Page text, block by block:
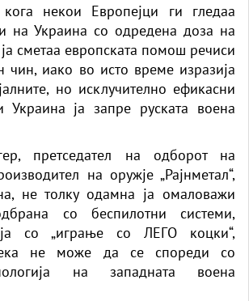
некои Европејци ги гледаа
на Украина со одредена доза на
сметаа европската помош речиси
чин, иако во исто време изразија
но исклучително ефикасни
ја запре руската воена
претседател на одборот на
на оружје „Рајнметал“,
не толку одамна ја омаловажи
со беспилотни системи,
ја со „играње со ЛЕГО коцки“,
не може да се спореди со
на западната воена